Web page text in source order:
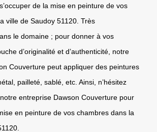
de la mise en peinture de vos
ville de Saudoy 51120. Très
le domaine ; pour donner à vos
d’originalité et d’authenticité, notre
Couverture peut appliquer des peintures
pailleté, sablé, etc. Ainsi, n’hésitez
entreprise Dawson Couverture pour
en peinture de vos chambres dans la